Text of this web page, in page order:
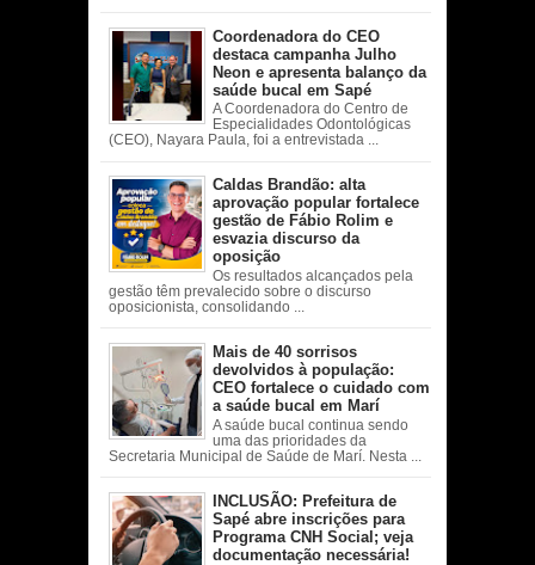
Coordenadora do CEO
destaca campanha Julho
Neon e apresenta balanço da
saúde bucal em Sapé
A Coordenadora do Centro de
Especialidades Odontológicas
(CEO), Nayara Paula, foi a entrevistada ...
Caldas Brandão: alta
aprovação popular fortalece
gestão de Fábio Rolim e
esvazia discurso da
oposição
Os resultados alcançados pela
gestão têm prevalecido sobre o discurso
oposicionista, consolidando ...
Mais de 40 sorrisos
devolvidos à população:
CEO fortalece o cuidado com
a saúde bucal em Marí
A saúde bucal continua sendo
uma das prioridades da
Secretaria Municipal de Saúde de Marí. Nesta ...
INCLUSÃO: Prefeitura de
Sapé abre inscrições para
Programa CNH Social; veja
documentação necessária!